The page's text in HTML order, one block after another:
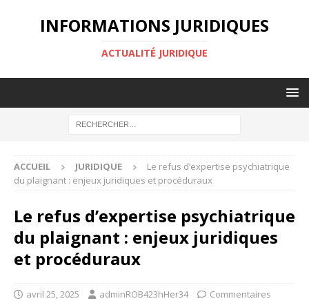
INFORMATIONS JURIDIQUES
ACTUALITÉ JURIDIQUE
ACCUEIL JURIDIQUE
Le refus d’expertise psychiatrique
du plaignant : enjeux juridiques et procéduraux
Le refus d’expertise psychiatrique
du plaignant : enjeux juridiques
et procéduraux
avril 25, 2025 adminROB423hHer34
Commentaires